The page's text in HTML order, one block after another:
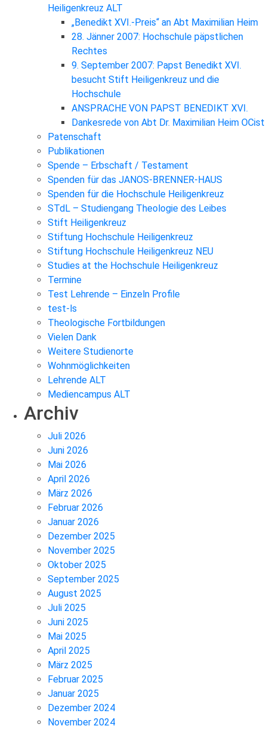
Heiligenkreuz ALT
„Benedikt XVI.-Preis“ an Abt Maximilian Heim
28. Jänner 2007: Hochschule päpstlichen
Rechtes
9. September 2007: Papst Benedikt XVI.
besucht Stift Heiligenkreuz und die
Hochschule
ANSPRACHE VON PAPST BENEDIKT XVI.
Dankesrede von Abt Dr. Maximilian Heim OCist
Patenschaft
Publikationen
Spende – Erbschaft / Testament
Spenden für das JANOS-BRENNER-HAUS
Spenden für die Hochschule Heiligenkreuz
STdL – Studiengang Theologie des Leibes
Stift Heiligenkreuz
Stiftung Hochschule Heiligenkreuz
Stiftung Hochschule Heiligenkreuz NEU
Studies at the Hochschule Heiligenkreuz
Termine
Test Lehrende – Einzeln Profile
test-ls
Theologische Fortbildungen
Vielen Dank
Weitere Studienorte
Wohnmöglichkeiten
Lehrende ALT
Mediencampus ALT
Archiv
Juli 2026
Juni 2026
Mai 2026
April 2026
März 2026
Februar 2026
Januar 2026
Dezember 2025
November 2025
Oktober 2025
September 2025
August 2025
Juli 2025
Juni 2025
Mai 2025
April 2025
März 2025
Februar 2025
Januar 2025
Dezember 2024
November 2024